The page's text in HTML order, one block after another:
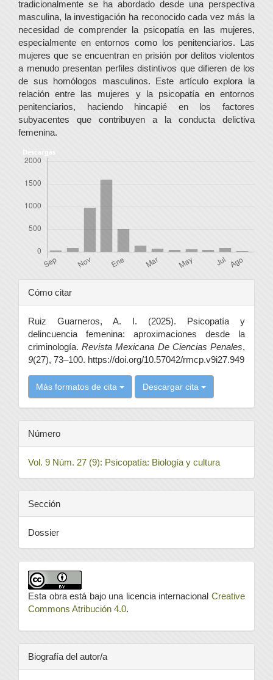
tradicionalmente se ha abordado desde una perspectiva
masculina, la investigación ha reconocido cada vez más la
necesidad de comprender la psicopatía en las mujeres,
especialmente en entornos como los penitenciarios. Las
mujeres que se encuentran en prisión por delitos violentos
a menudo presentan perfiles distintivos que difieren de los
de sus homólogos masculinos. Este artículo explora la
relación entre las mujeres y la psicopatía en entornos
penitenciarios, haciendo hincapié en los factores
subyacentes que contribuyen a la conducta delictiva
femenina.
Descargas
Detalles
del
artículo
Cómo citar
Ruiz Guarneros, A. I. (2025). Psicopatía y
delincuencia femenina: aproximaciones desde la
criminología.Revista Mexicana De Ciencias Penales,
9(27), 73–100. https://doi.org/10.57042/rmcp.v9i27.949
Más formatos de cita Descargar cita
Número
Vol. 9 Núm. 27 (9): Psicopatía: Biología y cultura
Sección
Dossier
Esta obra está bajo una licencia internacional Creative
Commons Atribución 4.0.
Biografía del autor/a